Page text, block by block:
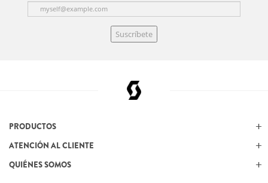
Suscríbete
PRODUCTOS
ATENCIÓN AL CLIENTE
QUIÉNES SOMOS